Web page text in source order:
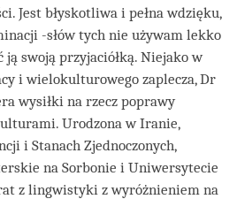
Jest błyskotliwa i pełna wdzięku,
-słów tych nie używam lekko
ją swoją przyjaciółką. Niejako w
i wielokulturowego zaplecza, Dr
wysiłki na rzecz poprawy
Urodzona w Iranie,
i Stanach Zjednoczonych,
na Sorbonie i Uniwersytecie
z lingwistyki z wyróżnieniem na